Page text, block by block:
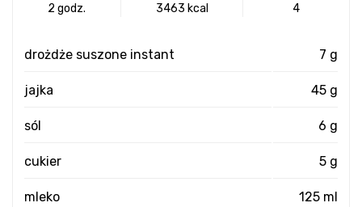
2 godz. 3463 kcal 4
drożdże suszone instant 7 g
jajka 45 g
sól 6 g
cukier 5 g
mleko 125 ml